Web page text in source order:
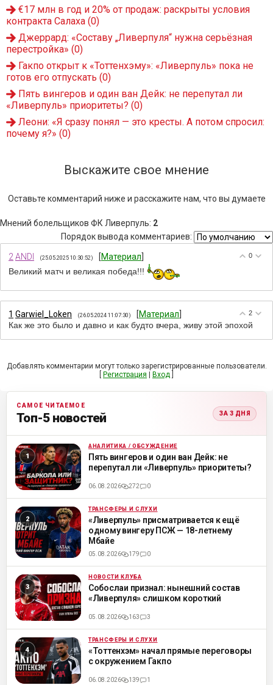
€17 млн в год и 20% от продаж: раскрыты условия
контракта Салаха (0)
Джеррард: «Составу „Ливерпуля“ нужна серьёзная
перестройка» (0)
Гакпо открыт к «Тоттенхэму»: «Ливерпуль» пока не
готов его отпускать (0)
Пять вингеров и один ван Дейк: не перепутал ли
«Ливерпуль» приоритеты? (0)
Леони: «Я сразу понял — это кресты. А потом спросил:
почему я?» (0)
Выскажите свое мнение
Оставьте комментарий ниже и расскажите нам, что вы думаете
Мнений болельщиков ФК Ливерпуль: 2
Порядок вывода комментариев:
0
2 ANDI (25.05.2025 10:30:52) [Материал
Великий матч и великая победа!!!
2
1 Garwiel_Loken (26.05.2024 11:07:30) [Материал
Как же это было и давно и как будто вчера, живу этой эпохой
Добавлять комментарии могут только зарегистрированные пользователи.
Регистрация Вход
САМОЕ ЧИТАЕМОЕ
Топ-5 новостей ЗА 3 ДНЯ
ML АНАЛИТИКА / ОБСУЖДЕНИЕ
Пять вингеров и один ван Дейк: не
перепутал ли «Ливерпуль» приоритеты?
06.08.2026 272 0
ML ТРАНСФЕРЫ И СЛУХИ
«Ливерпуль» присматривается к ещё
одному вингеру ПСЖ — 18-летнему
Мбайе
05.08.2026 179 0
ML НОВОСТИ КЛУБА
Собослаи признал: нынешний состав
«Ливерпуля» слишком короткий
05.08.2026 163 3
ML ТРАНСФЕРЫ И СЛУХИ
«Тоттенхэм» начал прямые переговоры
с окружением Гакпо
06.08.2026 139 1